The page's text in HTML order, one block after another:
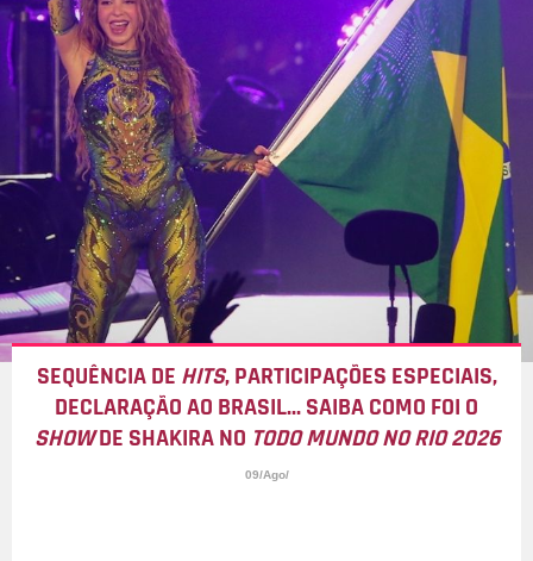
SEQUÊNCIA DE HITS, PARTICIPAÇÕES ESPECIAIS,
DECLARAÇÃO AO BRASIL... SAIBA COMO FOI O
SHOWDE SHAKIRA NO TODO MUNDO NO RIO 2026
09/Ago/